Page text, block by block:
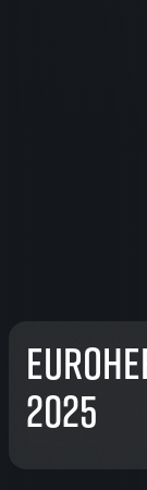
2025